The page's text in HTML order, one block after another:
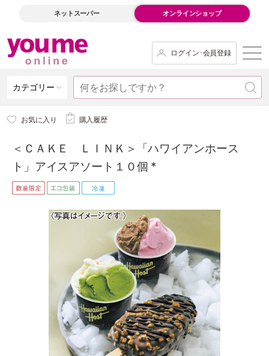
ネットスーパー オンラインショップ
ログイン･会員登録
カテゴリー
お気に入り 購入履歴
＜ＣＡＫＥ ＬＩＮＫ＞「ハワイアンホース
ト」アイスアソート１０個 *